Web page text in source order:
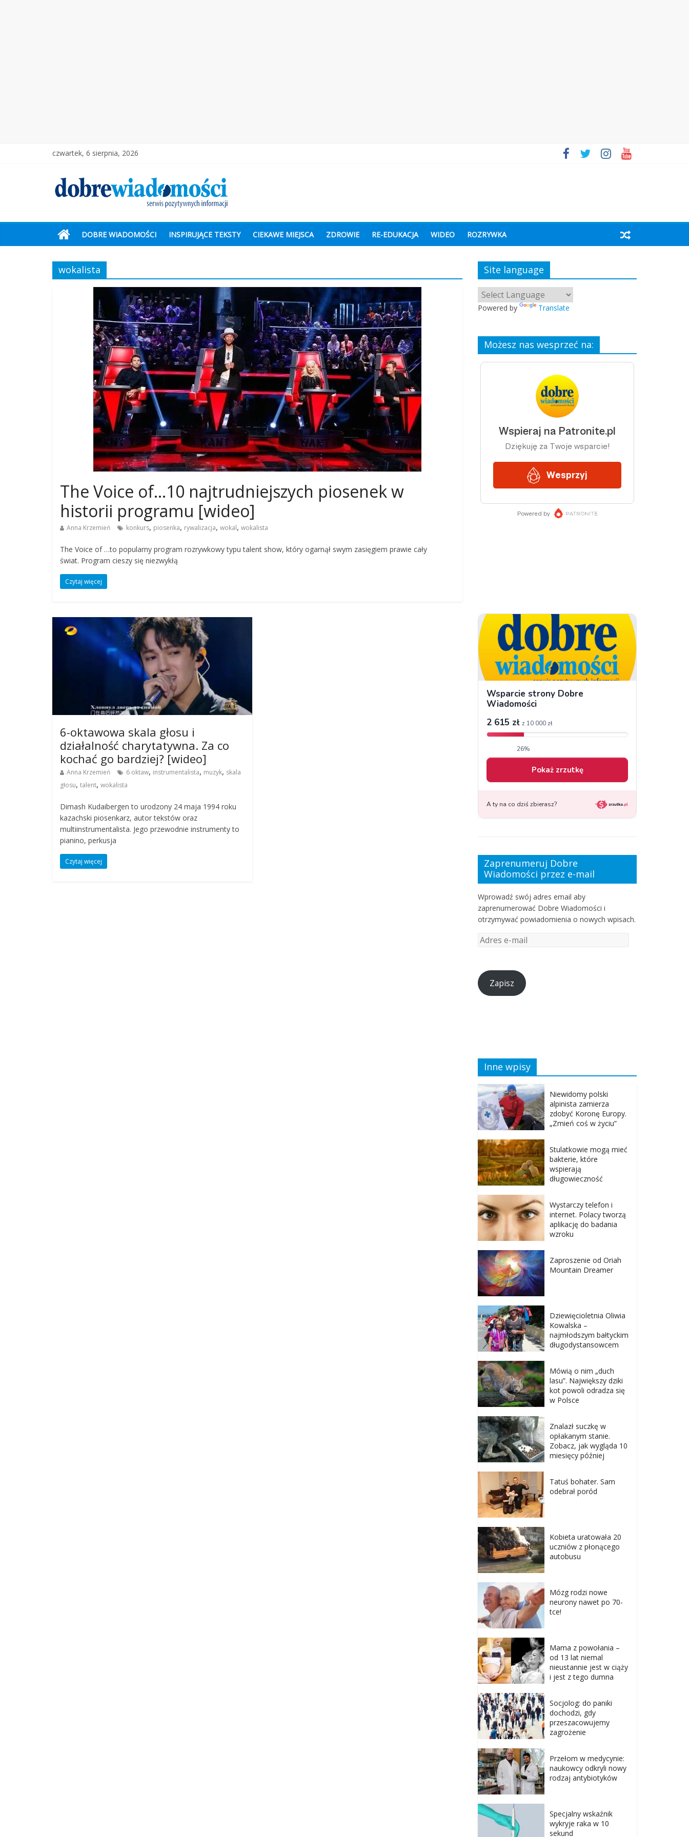
czwartek, 6 sierpnia, 2026
DOBRE WIADOMOŚCI INSPIRUJĄCE TEKSTY CIEKAWE MIEJSCA ZDROWIE RE-EDUKACJA WIDEO ROZRYWKA
wokalista
The Voice of…10 najtrudniejszych piosenek w
historii programu [wideo]
Anna Krzemień konkurs, piosenka, rywalizacja, wokal, wokalista
The Voice of …to popularny program rozrywkowy typu talent show, który ogarnął swym zasięgiem prawie cały
świat. Program cieszy się niezwykłą
Czytaj więcej
6-oktawowa skala głosu i
działalność charytatywna. Za co
kochać go bardziej? [wideo]
Anna Krzemień 6 oktaw, instrumentalista, muzyk, skala
głosu, talent, wokalista
Dimash Kudaibergen to urodzony 24 maja 1994 roku
kazachski piosenkarz, autor tekstów oraz
multiinstrumentalista. Jego przewodnie instrumenty to
pianino, perkusja
Czytaj więcej
Site language
Powered by Translate
Możesz nas wesprzeć na:
Zaprenumeruj Dobre
Wiadomości przez e-mail
Wprowadź swój adres email aby
zaprenumerować Dobre Wiadomości i
otrzymywać powiadomienia o nowych wpisach.
Zapisz
Inne wpisy
Niewidomy polski
alpinista zamierza
zdobyć Koronę Europy.
„Zmień coś w życiu”
Stulatkowie mogą mieć
bakterie, które
wspierają
długowieczność
Wystarczy telefon i
internet. Polacy tworzą
aplikację do badania
wzroku
Zaproszenie od Oriah
Mountain Dreamer
Dziewięcioletnia Oliwia
Kowalska –
najmłodszym bałtyckim
długodystansowcem
Mówią o nim „duch
lasu”. Największy dziki
kot powoli odradza się
w Polsce
Znalazł suczkę w
opłakanym stanie.
Zobacz, jak wygląda 10
miesięcy później
Tatuś bohater. Sam
odebrał poród
Kobieta uratowała 20
uczniów z płonącego
autobusu
Mózg rodzi nowe
neurony nawet po 70-
tce!
Mama z powołania –
od 13 lat niemal
nieustannie jest w ciąży
i jest z tego dumna
Socjolog: do paniki
dochodzi, gdy
przeszacowujemy
zagrożenie
Przełom w medycynie:
naukowcy odkryli nowy
rodzaj antybiotyków
Specjalny wskaźnik
wykryje raka w 10
sekund